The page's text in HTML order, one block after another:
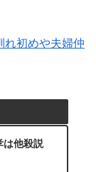
れ初めや夫婦仲
は他殺説